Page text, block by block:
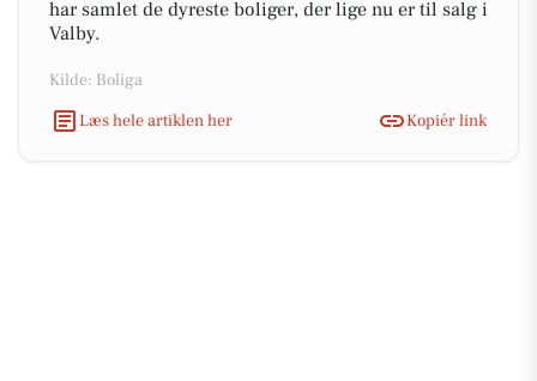
har samlet de dyreste boliger, der lige nu er til salg i
Valby.
Kilde: Boliga
Læs hele artiklen her
Kopiér link